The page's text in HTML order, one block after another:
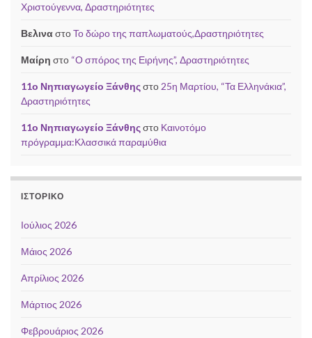
Χριστούγεννα, Δραστηριότητες
ΒελιναστοΤο δώρο της παπλωματούς,Δραστηριότητες
Μαίρη στο “Ο σπόρος της Ειρήνης”, Δραστηριότητες
11ο Νηπιαγωγείο Ξάνθηςστο 25η Μαρτίου, “Τα Ελληνάκια”,
Δραστηριότητες
11ο Νηπιαγωγείο Ξάνθηςστο Καινοτόμο
πρόγραμμα:Κλασσικά παραμύθια
ΙΣΤΟΡΙΚΌ
Ιούλιος 2026
Μάιος 2026
Απρίλιος 2026
Μάρτιος 2026
Φεβρουάριος 2026